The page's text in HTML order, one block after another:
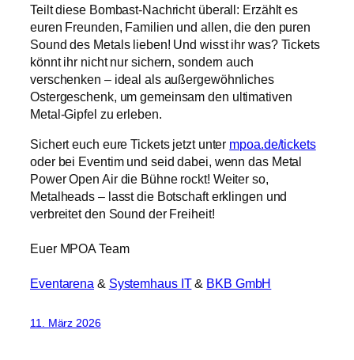
Teilt diese Bombast-Nachricht überall: Erzählt es
euren Freunden, Familien und allen, die den puren
Sound des Metals lieben! Und wisst ihr was? Tickets
könnt ihr nicht nur sichern, sondern auch
verschenken – ideal als außergewöhnliches
Ostergeschenk, um gemeinsam den ultimativen
Metal-Gipfel zu erleben.
Sichert euch eure Tickets jetzt unter mpoa.de/tickets
oder bei Eventim und seid dabei, wenn das Metal
Power Open Air die Bühne rockt! Weiter so,
Metalheads – lasst die Botschaft erklingen und
verbreitet den Sound der Freiheit!
Euer MPOA Team
Eventarena & Systemhaus IT& BKB GmbH
11. März 2026